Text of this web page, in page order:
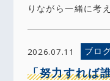
りながら一緒に考
2026.07.11 ブロ
「努力すれば